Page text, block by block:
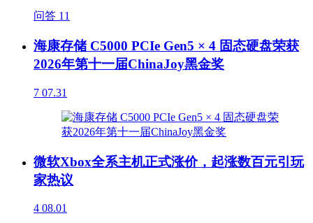
问答 11
海康存储 C5000 PCIe Gen5 × 4 固态硬盘荣获
2026年第十一届ChinaJoy黑金奖
7 07.31
微软Xbox全系主机正式涨价，起涨数百元引玩
家热议
4 08.01